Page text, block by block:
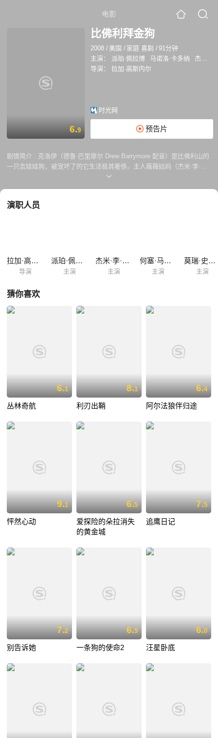
电影
6.9
比佛利拜金狗
2008 / 美国 / 家庭 喜剧 /91分钟
主演：
派珀·佩拉博 马诺洛·卡多纳
杰米·李·柯蒂斯
导演：
拉加·高斯内尔
时光网
预告片
剧情简介 : 克洛伊（德鲁·巴里摩尔 Drew Barrymore 配音）是比佛利山的
一只吉娃娃狗，被宠坏了的它生活极其奢侈。主人薇薇姑妈（杰米·李·柯
蒂斯 Jamie Lee Curtis 饰）要出远门，把照顾克洛伊的任务交给了安吉拉
洛伊则在安吉拉的“重色轻狗”下，走失于硕大的墨西哥城中。那些简陋的
演职人员
拉加·高斯内尔
导演
派珀·佩拉博
主演
杰米·李·柯蒂斯
主演
何塞·马利亚·亚兹皮克
主演
莫瑞·史特林
主演
猜你喜欢
6.1
丛林奇航
8.1
利刃出鞘
6.4
阿尔法狼伴归途
9.1
怦然心动
6.5
爱探险的朵拉消失
的黄金城
7.5
追鹰日记
7.2
别告诉她
6.9
一条狗的使命2
6.0
汪星卧底